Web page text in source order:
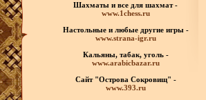
Шахматы и все для шахмат -
www.1chess.ru
Настольные и любые другие игры -
www.strana-igr.ru
Кальяны, табак, уголь -
www.arabicbazar.ru
Сайт "Острова Сокровищ" -
www.393.ru